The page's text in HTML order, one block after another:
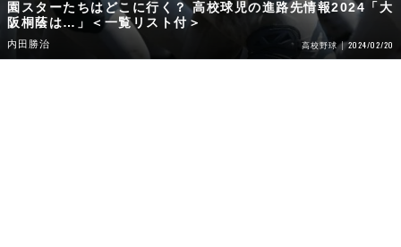
園スターたちはどこに行く？ 高校球児の進路先情報2024「大
阪桐蔭は…」＜一覧リスト付＞
内田勝治 高校野球 2024/02/20